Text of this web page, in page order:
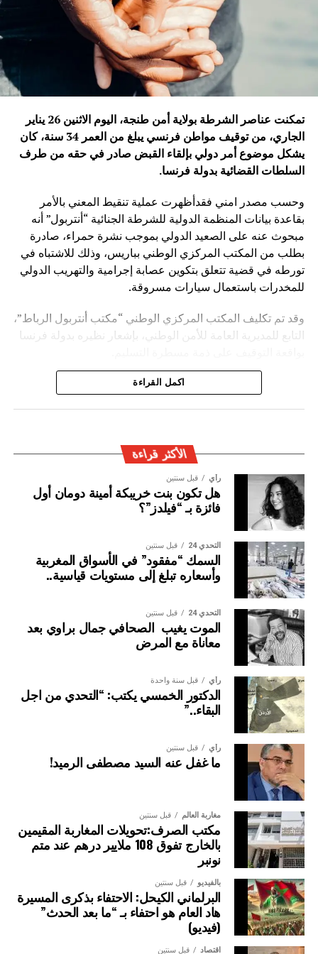
تمكنت عناصر الشرطة بولاية أمن طنجة، اليوم الاثنين 26 يناير
الجاري، من توقيف مواطن فرنسي يبلغ من العمر 34 سنة، كان
يشكل موضوع أمر دولي بإلقاء القبض صادر في حقه من طرف
السلطات القضائية بدولة فرنسا.
وحسب مصدر امني فقدأظهرت عملية تنقيط المعني بالأمر
بقاعدة بيانات المنظمة الدولية للشرطة الجنائية “أنتربول” أنه
مبحوث عنه على الصعيد الدولي بموجب نشرة حمراء، صادرة
بطلب من المكتب المركزي الوطني بباريس، وذلك للاشتباه في
تورطه في قضية تتعلق بتكوين عصابة إجرامية والتهريب الدولي
للمخدرات باستعمال سيارات مسروقة.
وقد تم تكليف المكتب المركزي الوطني “مكتب أنتربول الرباط”،
التابع للمديرية العامة للأمن الوطني، بإشعار نظيره بدولة فرنسا
ويأتي توقيف المشتبه به في سياق التزام المصالح الأمنية
المغربية بتفعيل آليات التعاون الأمني الدولي، خصوصا ملاحقة
اكمل القراءة
الأكثر قراءة
رأي قبل سنتين
هل تكون بنت خريبكة أمينة دومان أول
فائزة بـ “فيلدز”؟
التحدي 24 قبل سنتين
السمك “مفقود” في الأسواق المغربية
وأسعاره تبلغ إلى مستويات قياسية..
التحدي 24 قبل سنتين
الموت يغيب الصحافي جمال براوي بعد
معاناة مع المرض
رأي قبل سنة واحدة
الدكتور الخمسي يكتب: “التحدي من اجل
البقاء..”
رأي قبل سنتين
ما غفل عنه السيد مصطفى الرميد!
مغاربة العالم قبل سنتين
مكتب الصرف:تحويلات المغاربة المقيمين
بالخارج تفوق 108 ملايير درهم عند متم
نونبر
بالفيديو قبل سنتين
البرلماني الكيحل: الاحتفاء بذكرى المسيرة
هاد العام هو احتفاء بـ “ما بعد الحدث”
(فيديو)
اقتصاد قبل سنتين